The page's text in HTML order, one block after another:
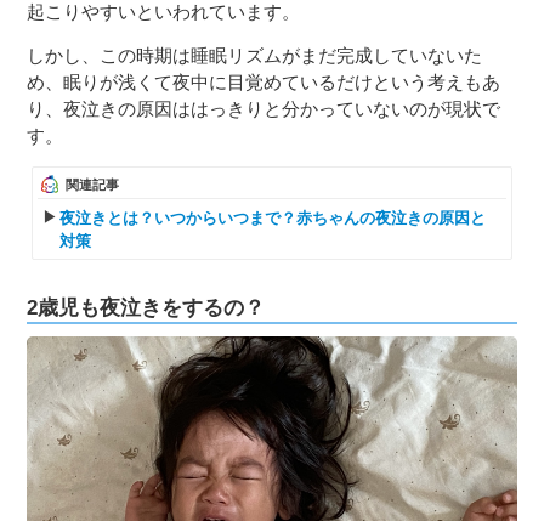
起こりやすいといわれています。
しかし、この時期は睡眠リズムがまだ完成していないた
め、眠りが浅くて夜中に目覚めているだけという考えもあ
り、夜泣きの原因ははっきりと分かっていないのが現状で
す。
関連記事
夜泣きとは？いつからいつまで？赤ちゃんの夜泣きの原因と
対策
2歳児も夜泣きをするの？